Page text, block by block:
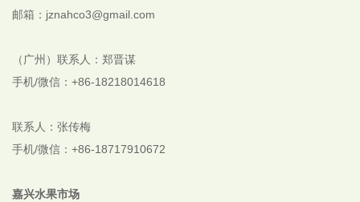
邮箱：jznahco3@gmail.com
（广州）联系人：郑晋谋
手机/微信：+86-18218014618
联系人：张传梅
手机/微信：+86-18717910672
嘉兴水果市场